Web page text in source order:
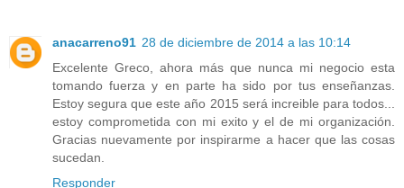
anacarreno91 28 de diciembre de 2014 a las 10:14
Excelente Greco, ahora más que nunca mi negocio esta
tomando fuerza y en parte ha sido por tus enseñanzas.
Estoy segura que este año 2015 será increible para todos...
estoy comprometida con mi exito y el de mi organización.
Gracias nuevamente por inspirarme a hacer que las cosas
sucedan.
Responder